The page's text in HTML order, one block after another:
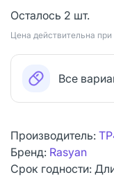
Осталось 2 шт.
Цена действительна
Все
Производитель:
Бренд: Rasyan
Срок годности: